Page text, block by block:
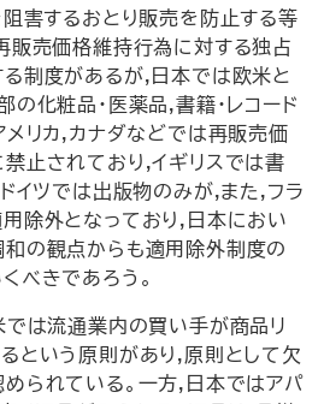
害するおとり販売を防止する等
販売価格維持行為に対する独占
制度があるが,日本では欧米と
化粧品・医薬品,書籍・レコード
リカ,カナダなどでは再販売価
止されており,イギリスでは書
イツでは出版物のみが,また,フラ
除外となっており,日本におい
の観点からも適用除外制度の
べきであろう。
では流通業内の買い手が商品リ
という原則があり,原則として欠
られている。一方,日本ではアパ